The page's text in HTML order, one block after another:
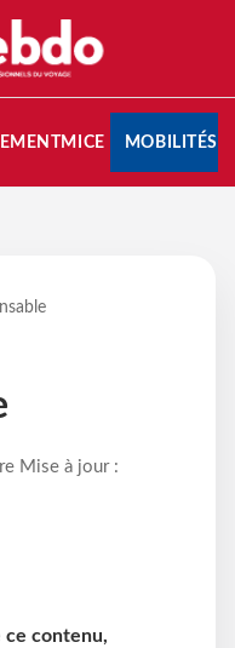
MICE MOBILITÉS
Mise à jour :
ce contenu,